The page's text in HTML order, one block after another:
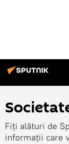
Fiți alături de
informații care